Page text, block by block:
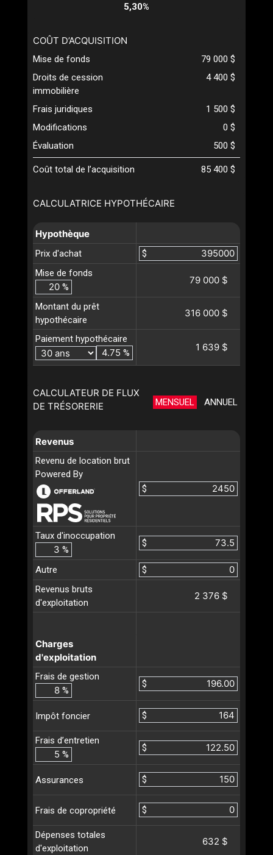
CALCULATRICE HYPOTHÉCAIRE
Hypothèque
Prix d'achat
$
Mise de fonds
%
79 000 $
Montant du prêt
hypothécaire
316 000 $
Paiement hypothécaire
%
1 639 $
CALCULATEUR DE FLUX
DE TRÉSORERIE
MENSUEL ANNUEL
Revenus
Revenu de location brut
Powered By
$
Taux d'inoccupation
%
$
Autre
$
Revenus bruts
d'exploitation
2 376 $
Charges
d'exploitation
Frais de gestion
%
$
Impôt foncier $
Frais d’entretien
%
$
Assurances $
Frais de copropriété $
Dépenses totales
d'exploitation
632 $
5,30%
COÛT D’ACQUISITION
Mise de fonds
79 000 $
Droits de cession
immobilière
4 400 $
Frais juridiques
1 500 $
Modifications
0 $
Évaluation
500 $
Coût total de l’acquisition 85 400 $